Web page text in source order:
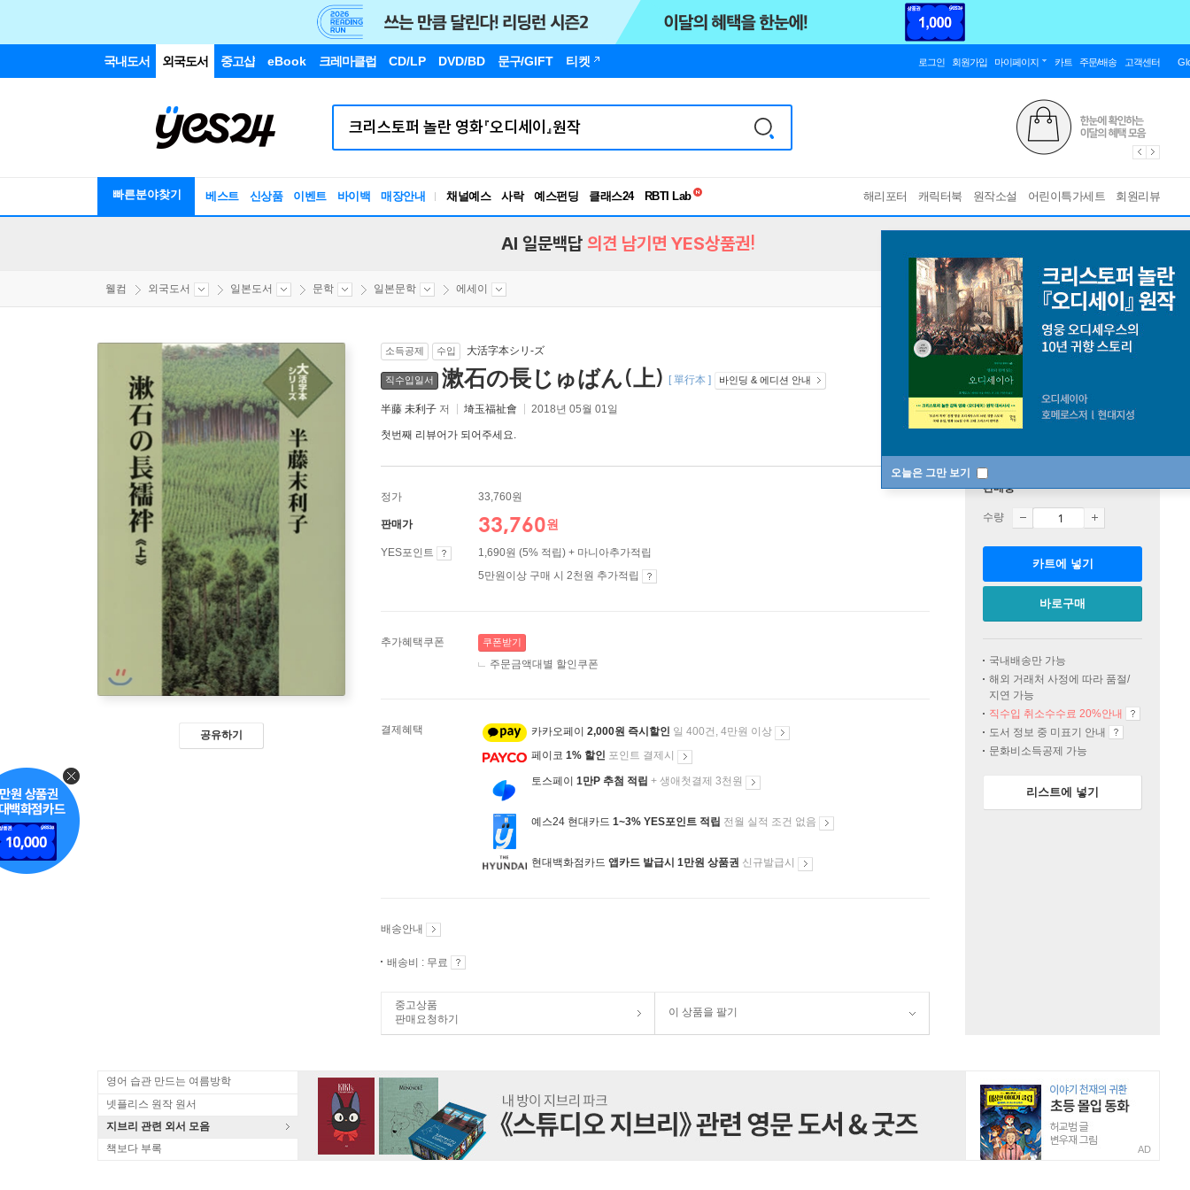
국내도서 외국도서 중고샵 eBook 크레마클럽 CD/LP DVD/BD 문구/GIFT 티켓 로그인 회원가입 마이페이지 카트 주문/배송 고객센터
빠른분야찾기 베스트 신상품 이벤트 바이백 매장안내 채널예스 사락 예스펀딩 클래스24
독서유형검사
해리포터 캐릭터북 원작소설 어린이특가세트 회원리뷰
오늘은 그만 보기
AI 일문백답 의견 남기면 YES상품권!
웰컴 외국도서 일본도서 문학 일본문학 에세이
공유하기
소득공제 수입 大活字本シリ-ズ
직수입일서 漱石の長じゅばん(上) [ 單行本 ] 바인딩 & 에디션 안내
半藤 未利子 저 埼玉福祉會 2018년 05월 01일
첫번째 리뷰어가 되어주세요.
정가 33,760원
판매가 33,760원
YES포인트
1,690원 (5% 적립) + 마니아추가적립
5만원이상 구매 시 2천원 추가적립
추가혜택쿠폰 쿠폰받기
주문금액대별 할인쿠폰
결제혜택 카카오페이 2,000원 즉시할인 일 400건, 4만원 이상
페이코 1% 할인 포인트 결제시
토스페이 1만P 추첨 적립 + 생애첫결제 3천원
예스24 현대카드 1~3% YES포인트 적립 전월 실적 조건 없음
현대백화점카드 앱카드 발급시 1만원 상품권 신규발급시
배송안내
배송비 : 무료
중고상품
판매요청하기
이 상품을 팔기
판매중
수량
카트에 넣기
바로구매
국내배송만 가능
해외 거래처 사정에 따라 품절/
지연 가능
직수입 취소수수료 20%안내
도서 정보 중 미표기 안내
문화비소득공제 가능
리스트에 넣기
영어 습관 만드는 여름방학
넷플리스 원작 원서
지브리 관련 외서 모음
책보다 부록
AD